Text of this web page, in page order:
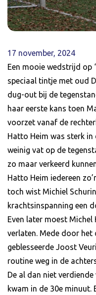
17 november, 2024
Een mooie wedstrijd op
speciaal tintje met oud
dug-out bij de
haar eerste kans toen
voorzet vanaf de
Hatto Heim was sterk in
weinig vat op de
zo maar verkeerd
Hatto Heim iedereen
toch wist Michiel
krachtsinspanning een
Even later moest Michel
verlaten. Mede door het
geblesseerde Joost
routine weg in de
De al dan niet
kwam in de 30e minuut.